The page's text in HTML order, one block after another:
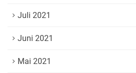
Juli 2021
Juni 2021
Mai 2021